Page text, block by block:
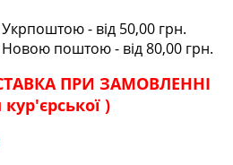
Укрпоштою - від 50,00 грн.
Новою поштою - від 80,00 грн.
ПРИ ЗАМОВЛЕННІ
)